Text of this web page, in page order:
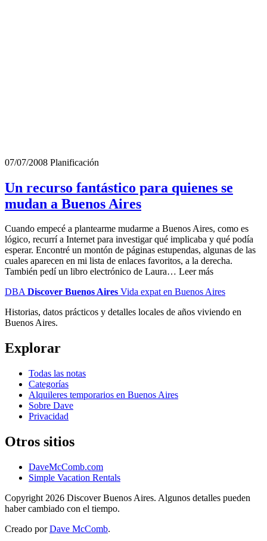
07/07/2008 Planificación
Un recurso fantástico para quienes se
mudan a Buenos Aires
Cuando empecé a plantearme mudarme a Buenos Aires, como es
lógico, recurrí a Internet para investigar qué implicaba y qué podía
esperar. Encontré un montón de páginas estupendas, algunas de las
cuales aparecen en mi lista de enlaces favoritos, a la derecha.
También pedí un libro electrónico de Laura… Leer más
DBA Discover Buenos Aires Vida expat en Buenos Aires
Historias, datos prácticos y detalles locales de años viviendo en
Buenos Aires.
Explorar
Todas las notas
Categorías
Alquileres temporarios en Buenos Aires
Sobre Dave
Privacidad
Otros sitios
DaveMcComb.com
Simple Vacation Rentals
Copyright 2026 Discover Buenos Aires. Algunos detalles pueden
haber cambiado con el tiempo.
Creado porDave McComb.